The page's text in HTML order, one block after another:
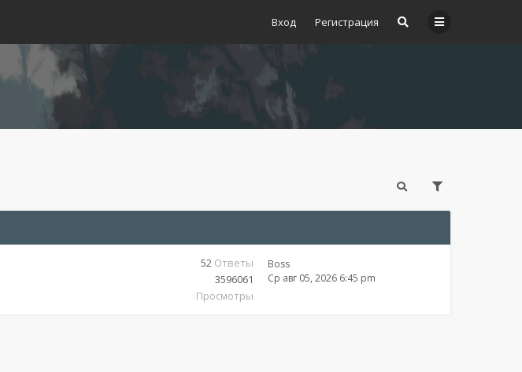
Вход Регистрация
52 Ответы
3596061
Просмотры
Boss
Ср авг 05, 2026 6:45 pm